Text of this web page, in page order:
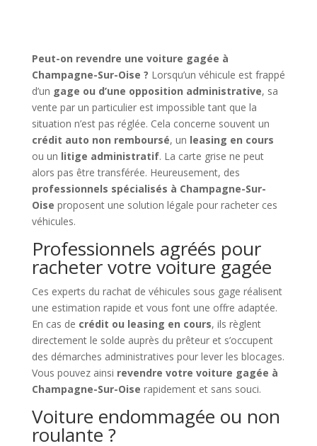
Peut-on revendre une voiture gagée à
Champagne-Sur-Oise ? Lorsqu’un véhicule est frappé
d’un gage ou d’une opposition administrative, sa
vente par un particulier est impossible tant que la
situation n’est pas réglée. Cela concerne souvent un
crédit auto non remboursé, un leasing en cours
ou un litige administratif. La carte grise ne peut
alors pas être transférée. Heureusement, des
professionnels spécialisés à Champagne-Sur-
Oise proposent une solution légale pour racheter ces
véhicules.
Professionnels agréés pour
racheter votre voiture gagée
Ces experts du rachat de véhicules sous gage réalisent
une estimation rapide et vous font une offre adaptée.
En cas de crédit ou leasing en cours, ils règlent
directement le solde auprès du prêteur et s’occupent
des démarches administratives pour lever les blocages.
Vous pouvez ainsi revendre votre voiture gagée à
Champagne-Sur-Oise rapidement et sans souci.
Voiture endommagée ou non
roulante ?